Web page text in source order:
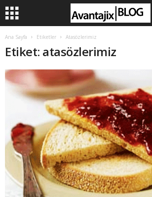
Ana Sayfa Etiketler Atasözlerimiz
Etiket: atasözlerimiz